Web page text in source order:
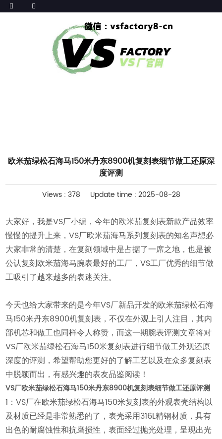
欧米茄绿松石海马150米丹东8900机复刻表细节做工还原深
度评测
Views : 378 Update time : 2025-08-28
大家好，我是VS厂小编，今年的欧米茄复刻表新款产品效率
慢慢的提升上来，VS厂欧米茄海马系列复刻表的知名声想必
大家非常的清楚，在复刻领域中是占据了一席之地，也是被
公认复刻欧米茄海马腕表最好的工厂，VS工厂优秀的细节做
工吸引了越来越多的表迷关注。
今天也给大家带来的是今年VS厂新品开发的欧米茄绿松石海
马150米丹东8900机复刻表，不仅在外观上引人注目，其内
部机芯和做工也同样令人称赞，而这一期腕表评测文章将对
VS厂欧米茄绿松石海马150米复刻表进行细节做工外观还原
深度的评测，希望帮助您更好的了解工艺以及在众多复刻表
中脱颖而出，有感兴趣的表友品鉴阅读！
VS厂欧米茄绿松石海马150米丹东8900机复刻表细节做工还原评测
1：VS厂在欧米茄绿松石海马150米复刻表的外观表壳结构以
及材质已经是非常熟悉的了，表壳采用316L精钢材质，具有
出色的耐腐蚀性和抗磨损性，表面经过抛光处理，呈现出光